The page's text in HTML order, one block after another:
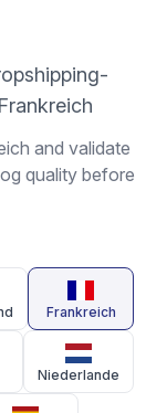
and validate
quality before
Frankreich
Niederlande